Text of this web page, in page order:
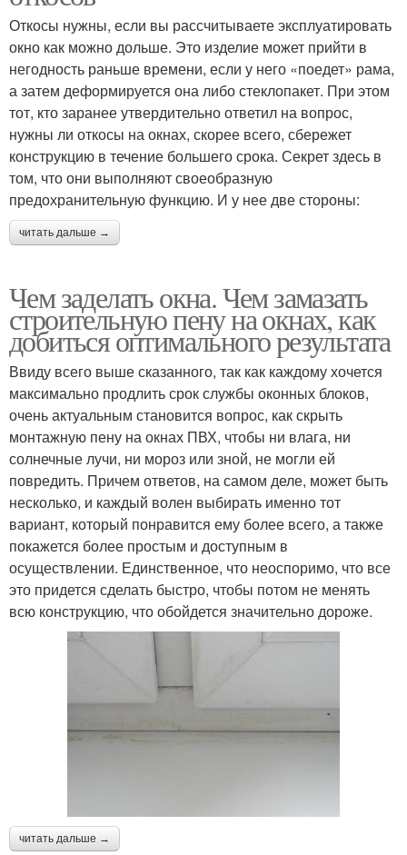
Откосы нужны, если вы рассчитываете эксплуатировать
окно как можно дольше. Это изделие может прийти в
негодность раньше времени, если у него «поедет» рама,
а затем деформируется она либо стеклопакет. При этом
тот, кто заранее утвердительно ответил на вопрос,
нужны ли откосы на окнах, скорее всего, сбережет
конструкцию в течение большего срока. Секрет здесь в
том, что они выполняют своеобразную
предохранительную функцию. И у нее две стороны:
читать дальше →
Чем заделать окна. Чем замазать
строительную пену на окнах, как
добиться оптимального результата
Ввиду всего выше сказанного, так как каждому хочется
максимально продлить срок службы оконных блоков,
очень актуальным становится вопрос, как скрыть
монтажную пену на окнах ПВХ, чтобы ни влага, ни
солнечные лучи, ни мороз или зной, не могли ей
повредить. Причем ответов, на самом деле, может быть
несколько, и каждый волен выбирать именно тот
вариант, который понравится ему более всего, а также
покажется более простым и доступным в
осуществлении. Единственное, что неоспоримо, что все
это придется сделать быстро, чтобы потом не менять
всю конструкцию, что обойдется значительно дороже.
читать дальше →